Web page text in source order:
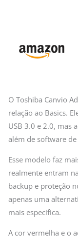
O Toshiba Canvio
relação ao Basics.
USB 3.0 e 2.0, mas
além de software
Esse modelo faz
realmente entram
backup e proteção
apenas uma
mais específica.
A cor vermelha e o